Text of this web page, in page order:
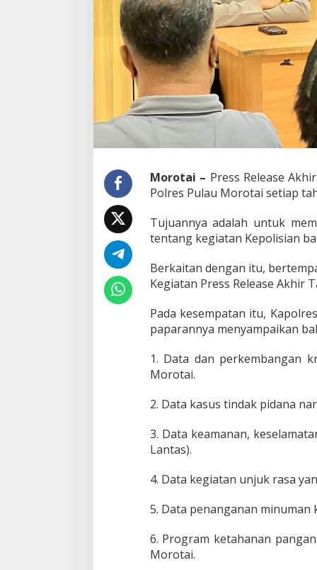
r
e
s
s
R
e
a
h
i
T
a
h
n
2
5
Morotai – Press Release
Polres Pulau Morotai setiap
Tujuannya adalah untuk
tentang kegiatan Kepolisian
Berkaitan dengan itu,
Kegiatan Press Release Akhir
Pada kesempatan itu,
paparannya menyampaikan
1. Data dan perkembangan
Morotai.
2. Data kasus tindak pidana
3. Data keamanan,
Lantas).
4. Data kegiatan unjuk rasa
5. Data penanganan minuman
6. Program ketahanan
Morotai.